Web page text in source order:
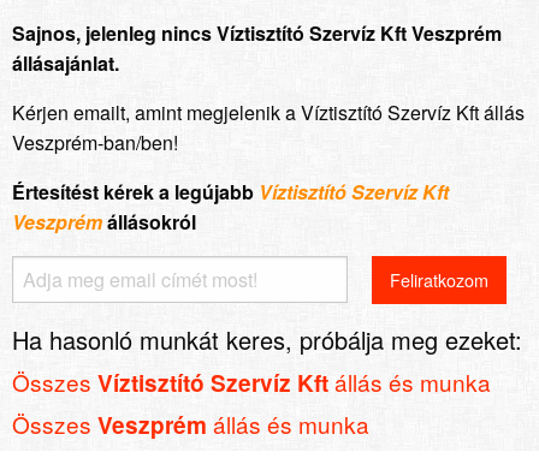
Sajnos, jelenleg nincs Víztisztító Szervíz Kft Veszprém
állásajánlat.
Kérjen emailt, amint megjelenik a Víztisztító Szervíz Kft állás
Veszprém-ban/ben!
Értesítést kérek a legújabb Víztisztító Szervíz Kft
Veszprémállásokról
Ha hasonló munkát keres, próbálja meg ezeket:
Összes Víztisztító Szervíz Kftállás és munka
Összes Veszprém állás és munka